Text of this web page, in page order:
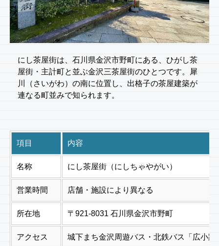
にし茶屋街は、石川県金沢市野町にある、ひがし茶
屋街・主計町と並ぶ金沢三茶屋街のひとつです。犀
川（さいがわ）の南に位置し、出格子の茶屋建築が
連なる町並みで知られます。
項目 内容
名称 にし茶屋街（にしちゃやがい）
営業時間 店舗・施設により異なる
所在地 〒921-8031 石川県金沢市野町
アクセス 城下まち金沢周遊バス・北鉄バス「広小